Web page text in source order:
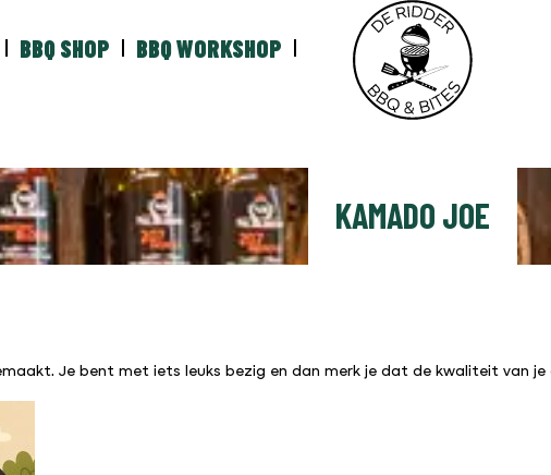
BBQ SHOP
BBQ WORKSHOP
KAMADO JOE
Je bent met iets leuks bezig en dan merk je dat de kwaliteit van